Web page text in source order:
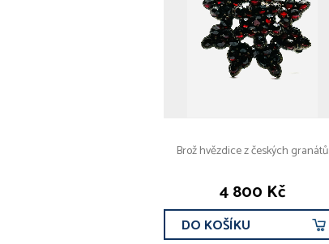
Brož hvězdice z českých granátů
4 800 Kč
DO KOŠÍKU